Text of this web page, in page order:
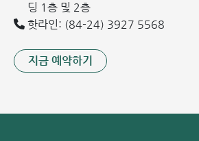
딩 1층 및 2층
핫라인: (84-24) 3927 5568
지금 예약하기